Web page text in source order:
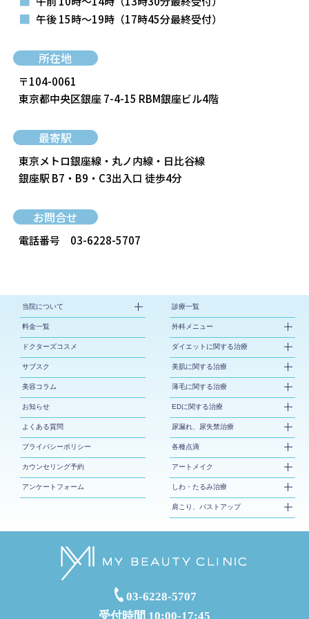
■ 午後 15時～19時 （17時45分最終受付）
所在地
〒104-0061
東京都中央区銀座 7-4-15 RBM銀座ビル4階
最寄駅
東京メトロ銀座線・丸ノ内線・日比谷線
銀座駅 B7・B9・C3出入口 徒歩4分
お問合せ
電話番号 03-6228-5707
当院について
料金一覧
ドクターズコスメ
サブスク
美容コラム
お知らせ
よくある質問
プライバシーポリシー
カウンセリング予約
アンケートフォーム
診療一覧
外科メニュー
ダイエットに関する治療
美肌に関する治療
薄毛に関する治療
EDに関する治療
尿漏れ、尿失禁治療
各種点滴
アートメイク
しわ・たるみ治療
肩こり、バストアップ
03-6228-5707
受付時間 10:00-17:45